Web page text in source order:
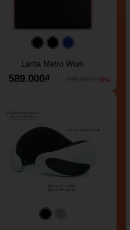
#000000#000000
Larita Metro Work
589.000₫
-16%